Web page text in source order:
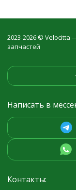
2023-2026 © Velocitta
запчастей
Написать в
Контакты: